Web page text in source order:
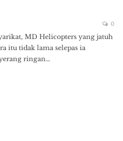
0
MD Helicopters yang jatuh
itu tidak lama selepas ia
ringan…